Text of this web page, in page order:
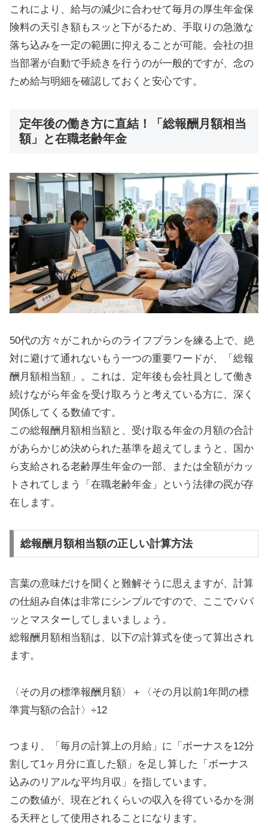
これにより、給与の減少に合わせて毎月の厚生年金保
険料の天引き額もスッと下がるため、手取りの急激な
落ち込みを一定の範囲に抑えることが可能。会社の担
当部署が自動で手続きを行うのが一般的ですが、念の
ため給与明細を確認しておくと安心です。
定年後の働き方に直結！「総報酬月額相当
額」と在職老齢年金
50代の方々がこれからのライフプランを練る上で、絶
対に避けて通れないもう一つの重要ワードが、「総報
酬月額相当額」。これは、定年後も会社員として働き
続けながら年金を受け取ろうと考えている方に、深く
関係してくる数値です。
この総報酬月額相当額と、受け取る年金の月額の合計
があらかじめ決められた基準を超えてしまうと、国か
ら支給される老齢厚生年金の一部、または全額がカッ
トされてしまう「在職老齢年金」という法律の罠が存
在します。
総報酬月額相当額の正しい計算方法
言葉の意味だけを聞くと難解そうに思えますが、計算
の仕組み自体は非常にシンプルですので、ここでパパ
ッとマスターしてしまいましょう。
総報酬月額相当額は、以下の計算式を使って算出され
ます。
〈その月の標準報酬月額〉＋〈その月以前1年間の標
準賞与額の合計〉÷12
つまり、「毎月の計算上の月給」に「ボーナスを12分
割して1ヶ月分に直した額」を足し算した「ボーナス
込みのリアルな平均月収」を指しています。
この数値が、現在どれくらいの収入を得ているかを測
る天秤として使用されることになります。